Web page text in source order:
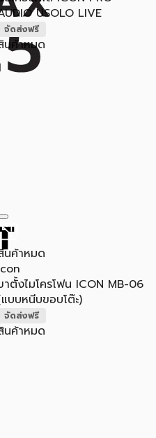
USOLO LIVE
จัดส่งฟรี
นค้าหมด
นค้าหมด
าตั้งไมโครโฟน ICON MB-06
บบหนีบขอบโต๊ะ)
จัดส่งฟรี
นค้าหมด